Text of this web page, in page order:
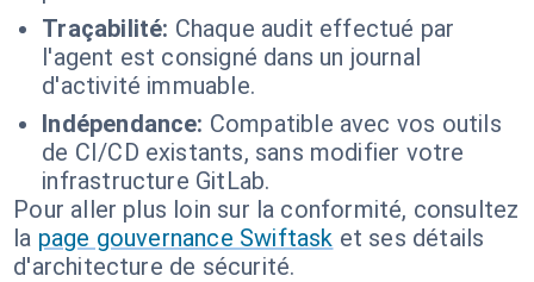
Traçabilité: Chaque audit effectué par
l'agent est consigné dans un journal
d'activité immuable.
Indépendance: Compatible avec vos outils
de CI/CD existants, sans modifier votre
infrastructure GitLab.
Pour aller plus loin sur la conformité, consultez
la page gouvernance Swiftask et ses détails
d'architecture de sécurité.